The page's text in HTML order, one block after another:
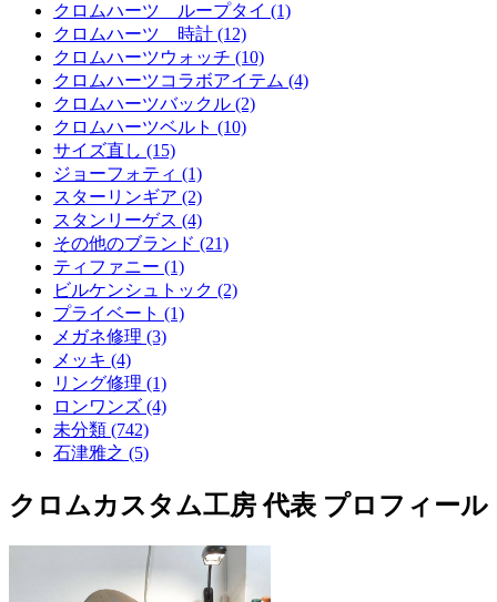
クロムハーツ ループタイ (1)
クロムハーツ 時計 (12)
クロムハーツウォッチ (10)
クロムハーツコラボアイテム (4)
クロムハーツバックル (2)
クロムハーツベルト (10)
サイズ直し (15)
ジョーフォティ (1)
スターリンギア (2)
スタンリーゲス (4)
その他のブランド (21)
ティファニー (1)
ビルケンシュトック (2)
プライベート (1)
メガネ修理 (3)
メッキ (4)
リング修理 (1)
ロンワンズ (4)
未分類 (742)
石津雅之 (5)
クロムカスタム工房 代表 プロフィール